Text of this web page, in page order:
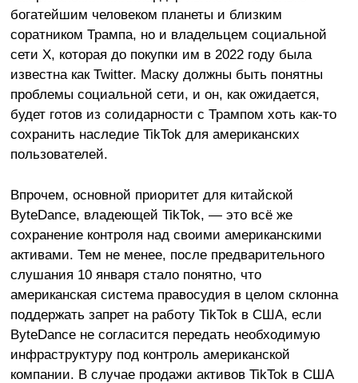
богатейшим человеком планеты и близким
соратником Трампа, но и владельцем социальной
сети X, которая до покупки им в 2022 году была
известна как Twitter. Маску должны быть понятны
проблемы социальной сети, и он, как ожидается,
будет готов из солидарности с Трампом хоть как-то
сохранить наследие TikTok для американских
пользователей.
Впрочем, основной приоритет для китайской
ByteDance, владеющей TikTok, — это всё же
сохранение контроля над своими американскими
активами. Тем не менее, после предварительного
слушания 10 января стало понятно, что
американская система правосудия в целом склонна
поддержать запрет на работу TikTok в США, если
ByteDance не согласится передать необходимую
инфраструктуру под контроль американской
компании. В случае продажи активов TikTok в США